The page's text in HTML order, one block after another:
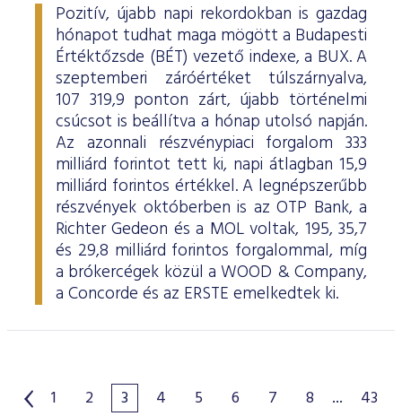
Pozitív, újabb napi rekordokban is gazdag
hónapot tudhat maga mögött a Budapesti
Értéktőzsde (BÉT) vezető indexe, a BUX. A
szeptemberi záróértéket túlszárnyalva,
107 319,9 ponton zárt, újabb történelmi
csúcsot is beállítva a hónap utolsó napján.
Az azonnali részvénypiaci forgalom 333
milliárd forintot tett ki, napi átlagban 15,9
milliárd forintos értékkel. A legnépszerűbb
részvények októberben is az OTP Bank, a
Richter Gedeon és a MOL voltak, 195, 35,7
és 29,8 milliárd forintos forgalommal, míg
a brókercégek közül a WOOD & Company,
a Concorde és az ERSTE emelkedtek ki.
1 2 3 4 5 6 7 8 ... 43